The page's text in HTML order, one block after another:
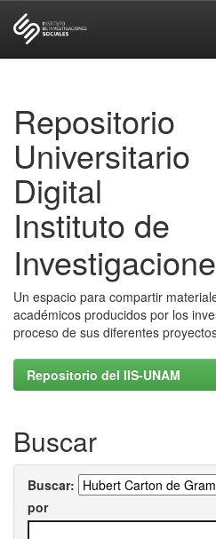
Repositorio
Universitario
Digital
Instituto de
Un espacio para compartir
académicos producidos por los
proceso de sus diferentes
Repositorio del IIS-UNAM
Buscar
Buscar:
por